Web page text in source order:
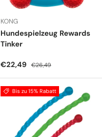
KONG
Hundespielzeug Rewards
Tinker
Verkaufspreis
€22,49 Normaler Preis
€26,49
Bis zu 15% Rabatt